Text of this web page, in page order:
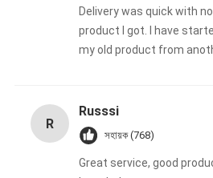
Delivery was quick with
product I got. I have
my old product from
R
Russsi
সহায়ক (768)
Great service, good